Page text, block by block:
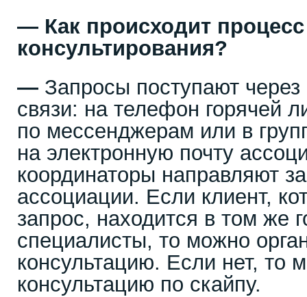
— Как происходит процесс
консультирования?
— Запросы поступают
связи: на телефон горячей
по мессенджерам или в
на электронную почту
координаторы направляют
ассоциации. Если клиент,
запрос, находится в том же
специалисты, то можно
консультацию. Если нет, то
консультацию по скайпу.